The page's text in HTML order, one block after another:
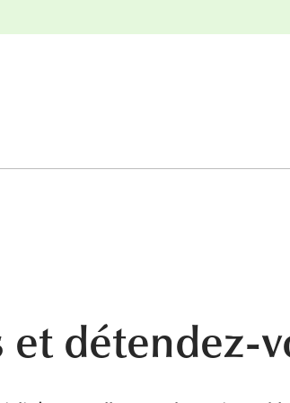
et détendez-